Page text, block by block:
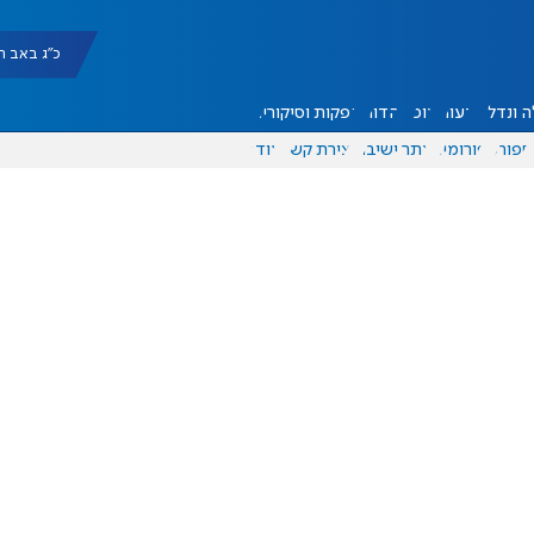
כ"ג באב תשפ"ו
ונדל"ן דעות אוכל יהדות הפקות וסיקורים
ספורט פורומים אתר ישיבה יצירת קשר עוד